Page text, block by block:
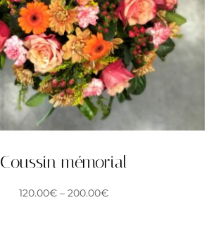
Coussin mémorial
120.00€– 200.00€